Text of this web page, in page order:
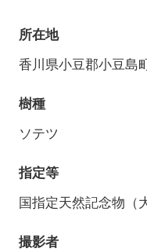
所在地
香川県小豆郡小豆島町
樹種
ソテツ
指定等
国指定天然記念物（
撮影者